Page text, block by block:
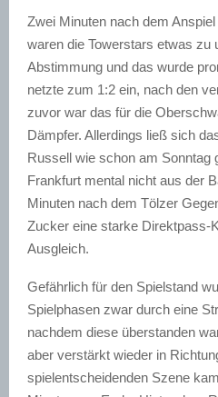
Zwei Minuten nach dem
waren die Towerstars etwas zu
Abstimmung und das wurde
netzte zum 1:2 ein, nach den
zuvor war das für die
Dämpfer. Allerdings ließ sich
Russell wie schon am Sonntag
Frankfurt mental nicht aus der
Minuten nach dem Tölzer
Zucker eine starke Direktpass-
Ausgleich.
Gefährlich für den Spielstand
Spielphasen zwar durch eine
nachdem diese überstanden
aber verstärkt wieder in
spielentscheidenden Szene